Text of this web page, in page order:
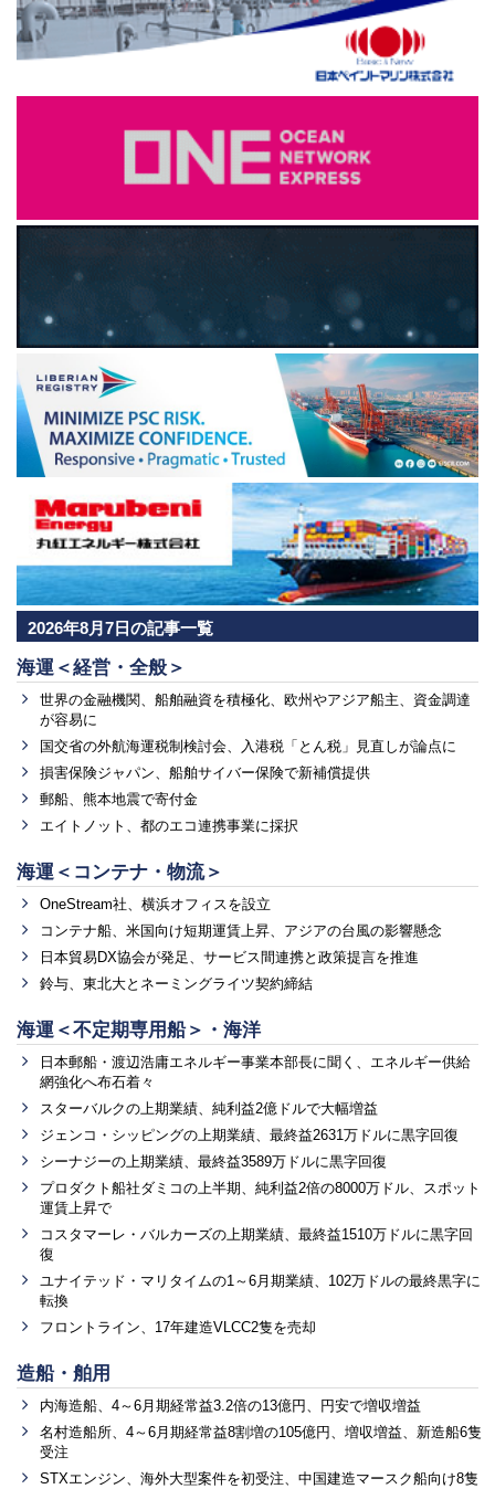
2026年8月7日の記事一覧
海運＜経営・全般＞
世界の金融機関、船舶融資を積極化、欧州やアジア船主、資金調達
が容易に
国交省の外航海運税制検討会、入港税「とん税」見直しが論点に
損害保険ジャパン、船舶サイバー保険で新補償提供
郵船、熊本地震で寄付金
エイトノット、都のエコ連携事業に採択
海運＜コンテナ・物流＞
OneStream社、横浜オフィスを設立
コンテナ船、米国向け短期運賃上昇、アジアの台風の影響懸念
日本貿易DX協会が発足、サービス間連携と政策提言を推進
鈴与、東北大とネーミングライツ契約締結
海運＜不定期専用船＞・海洋
日本郵船・渡辺浩庸エネルギー事業本部長に聞く、エネルギー供給
網強化へ布石着々
スターバルクの上期業績、純利益2億ドルで大幅増益
ジェンコ・シッピングの上期業績、最終益2631万ドルに黒字回復
シーナジーの上期業績、最終益3589万ドルに黒字回復
プロダクト船社ダミコの上半期、純利益2倍の8000万ドル、スポット
運賃上昇で
コスタマーレ・バルカーズの上期業績、最終益1510万ドルに黒字回
復
ユナイテッド・マリタイムの1～6月期業績、102万ドルの最終黒字に
転換
フロントライン、17年建造VLCC2隻を売却
造船・舶用
内海造船、4～6月期経常益3.2倍の13億円、円安で増収増益
名村造船所、4～6月期経常益8割増の105億円、増収増益、新造船6隻
受注
STXエンジン、海外大型案件を初受注、中国建造マースク船向け8隻